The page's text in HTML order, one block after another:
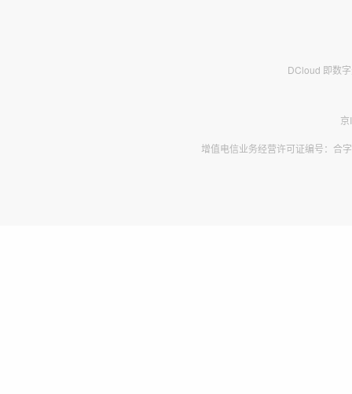
DCloud 即数
增值电信业务经营许可证编号：合